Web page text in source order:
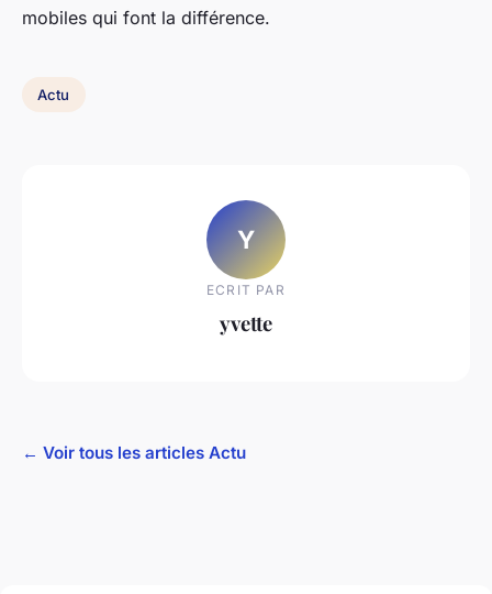
mobiles qui font la différence.
Actu
Y
ECRIT PAR
yvette
← Voir tous les articles Actu